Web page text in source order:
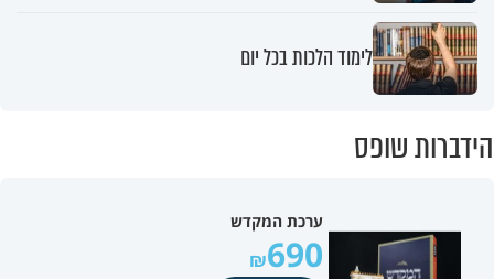
לימוד הלכות בכל יום
הידברות שופס
ערכת המקדש
690